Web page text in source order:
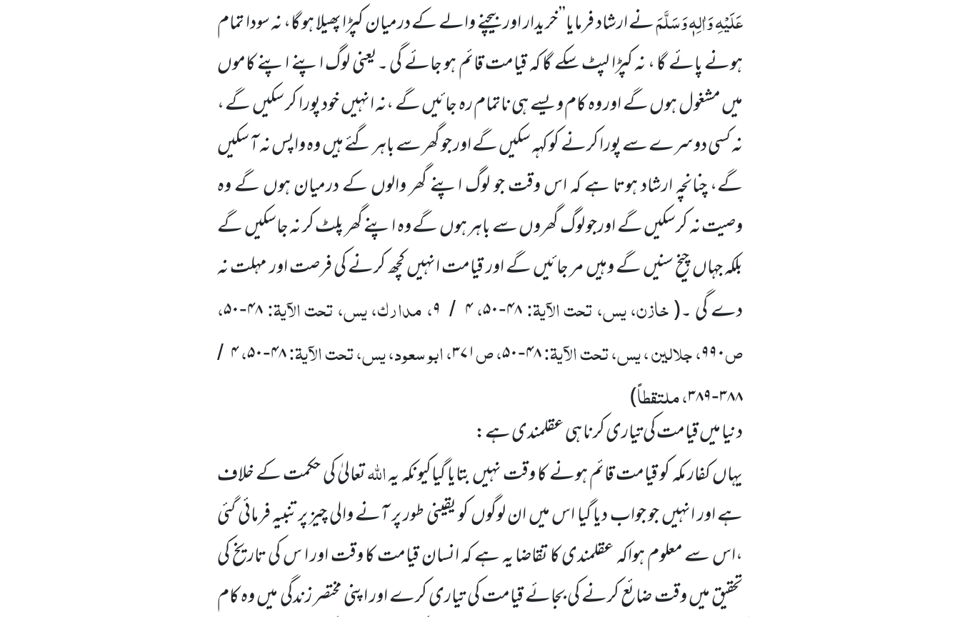
عَلَیْہِ وَاٰلِہٖ وَسَلَّمَنے ارشاد فرمایا’’ خریدار اور بیچنے والے کے درمیان کپڑا پھیلا ہو گا، نہ سودا تمام
ہونے پائے گا ، نہ کپڑا لپٹ سکے گا کہ قیامت قائم ہو جائے گی ۔یعنی لوگ اپنے اپنے کاموں
میںمشغول ہوںگے اور وہ کام ویسے ہی ناتمام رہ جائیںگے ،نہ انہیںخود پورا کر سکیںگے ،
نہ کسی دوسرے سے پورا کرنے کو کہہ سکیںگے اور جو گھر سے باہر گئے ہیںوہ واپس نہ آ سکیں
گے، چنانچہ ارشاد ہوتا ہے کہ اس وقت جو لوگ اپنے گھر والوںکے درمیان ہوںگے وہ
وصیت نہ کرسکیںگے اورجو لوگ گھروںسے باہر ہوںگے وہ اپنے گھر پلٹ کر نہ جاسکیںگے
بلکہ جہاںچیخ سنیںگے وہیںمر جائیںگے اور قیامت انہیںکچھ کرنے کی فرصت اور مہلت نہ
دے گی ۔(خازن، یس، تحت الآیۃ:۴۸-۵۰،۴ / ۹، مدارک، یس، تحت الآیۃ:۴۸-۵۰،
ص۹۹۰، جلالین ، یس، تحت الآیۃ:۴۸-۵۰، ص۳۷۱، ابو سعود، یس، تحت الآیۃ:۴۸-۵۰،۴ /
۳۸۸-۳۸۹، ملتقطاً)
دنیا میںقیامت کی تیاری کرنا ہی عقلمندی ہے:
یہاںکفار مکہ کو قیامت قائم ہونے کا وقت نہیںبتایا گیاکیونکہ یہاللہتعالیٰ کی حکمت کے خلاف
ہے اور انہیںجو جواب دیا گیا اس میںان لوگوںکو یقینی طور پر آنے والی چیز پر تنبیہ فرمائی گئی
،اس سے معلوم ہواکہ عقلمندی کا تقاضا یہ ہے کہ انسان قیامت کا وقت اور ا س کی تاریخ کی
تحقیق میںوقت ضائع کرنے کی بجائے قیامت کی تیاری کرے اور اپنی مختصر زندگی میںوہ کام